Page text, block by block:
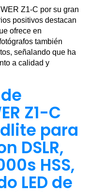
Z1-C por su gran
positivos destacan
ofrece en
también
señalando que ha
a calidad y
Z1-C
para
DSLR,
HSS,
LED de